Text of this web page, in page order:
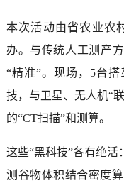
本次活动由省农业农
办。与传统人工测产
“精准”。现场，5台
技，与卫星、无人机“
的“CT扫描”和测算。
这些“黑科技”各有绝
测谷物体积结合密度